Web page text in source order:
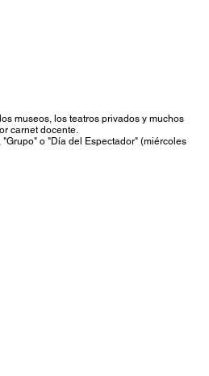
museos, los teatros privados y muchos
carnet docente.
o "Día del Espectador" (miércoles